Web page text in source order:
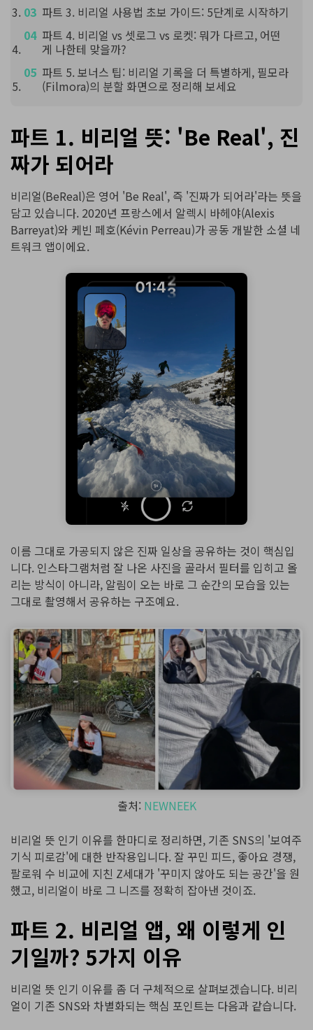
파트 3. 비리얼 사용법 초보 가이드: 5단계로 시작하기
파트 4. 비리얼 vs 셋로그 vs 로켓: 뭐가 다르고, 어떤
게 나한테 맞을까?
파트 5. 보너스 팁: 비리얼 기록을 더 특별하게, 필모라
(Filmora)의 분할 화면으로 정리해 보세요
파트 1. 비리얼 뜻: 'Be Real', 진
짜가 되어라
비리얼(BeReal)은 영어 'Be Real', 즉 '진짜가 되어라'라는 뜻을
담고 있습니다. 2020년 프랑스에서 알렉시 바헤야(Alexis
Barreyat)와 케빈 페호(Kévin Perreau)가 공동 개발한 소셜 네
트워크 앱이에요.
이름 그대로 가공되지 않은 진짜 일상을 공유하는 것이 핵심입
니다. 인스타그램처럼 잘 나온 사진을 골라서 필터를 입히고 올
리는 방식이 아니라, 알림이 오는 바로 그 순간의 모습을 있는
그대로 촬영해서 공유하는 구조예요.
출처: NEWNEEK
비리얼 뜻 인기 이유를 한마디로 정리하면, 기존 SNS의 '보여주
기식 피로감'에 대한 반작용입니다. 잘 꾸민 피드, 좋아요 경쟁,
팔로워 수 비교에 지친 Z세대가 '꾸미지 않아도 되는 공간'을 원
했고, 비리얼이 바로 그 니즈를 정확히 잡아낸 것이죠.
파트 2. 비리얼 앱, 왜 이렇게 인
기일까? 5가지 이유
비리얼 뜻 인기 이유를 좀 더 구체적으로 살펴보겠습니다. 비리
얼이 기존 SNS와 차별화되는 핵심 포인트는 다음과 같습니다.